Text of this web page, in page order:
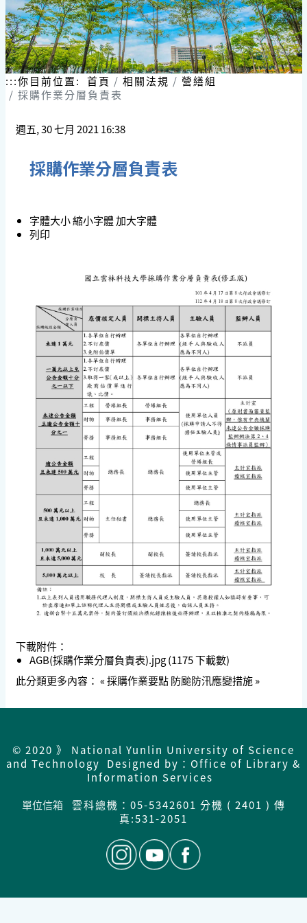
:::你目前位置: 首頁 相關法規
營繕組
採購作業分層負責表
週五, 30 七月 2021 16:38
採購作業分層負責表
字體大小縮小字體加大字體
列印
下載附件：
AGB(採購作業分層負責表).jpg (1175 下載數)
此分類更多內容： « 採購作業要點 防颱防汛應變措施 »
© 2020 》 National Yunlin University of Science
and Technology Designed by：Office of Library &
Information Services
單位信箱
雲科總機：05-5342601 分機 ( 2401 ) 傳
真:531-2051